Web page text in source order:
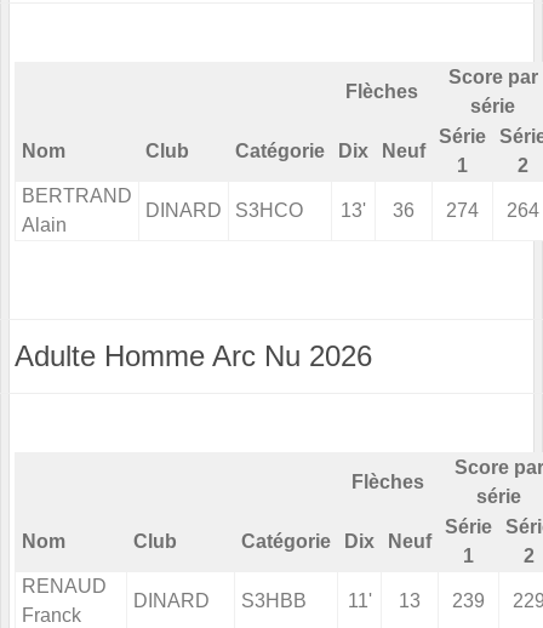
Flèches
Score par
série
Nom Club Catégorie Dix Neuf
Série
1
2
BERTRAND
Alain
DINARD S3HCO 13' 36 274 264
Adulte Homme Arc Nu 2026
Flèches
Score par
série
Nom Club Catégorie Dix Neuf
Série
1
2
RENAUD
Franck
DINARD S3HBB 11' 13 239